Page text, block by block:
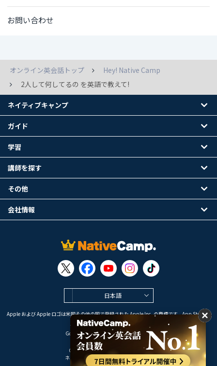
お問い合わせ
オンライン英会話トップ
Hey! Native Camp
2人して何してるの を英語で教えて!
日本語
Apple および Apple ロゴは米国その他の国で登録された Apple Inc. の商標です。App Store は
Apple Inc. のサービスマークです。
Google Play は Google LLC の商標です。
Copyright © 2026 オンライン英会話
ネイティブキャンプ All Rights Reserved.
ネイティブキャンプ
ガイド
学習
講師を探す
その他
会社情報